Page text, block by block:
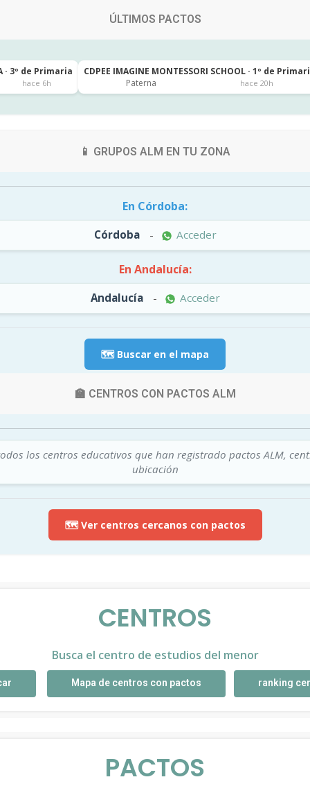
ÚLTIMOS PACTOS
· 3º de Primaria
hace 6h
CDPEE IMAGINE MONTESSORI SCHOOL · 1º de
Paterna
hace 20h
📱 GRUPOS ALM EN TU ZONA
En Córdoba:
Córdoba - Acceder
En Andalucía:
Andalucía - Acceder
🗺️ Buscar en el mapa
🏫 CENTROS CON PACTOS ALM
los centros educativos que han registrado pactos ALM,
ubicación
🗺️ Ver centros cercanos con pactos
CENTROS
Busca el centro de estudios del menor
Mapa de centros con pactos ranking
PACTOS